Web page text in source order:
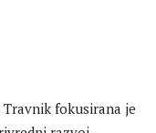
fokusirana je